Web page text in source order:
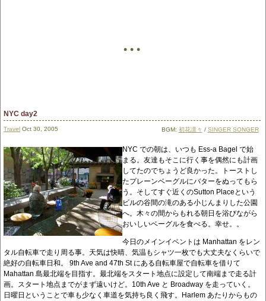
• • •
NYC day2
Travel Oct 30, 2005 BGM: 初花凛々 / SINGER SONGER
NYC での朝は、いつも Ess-a Bagel で始
まる。友達もそこに行く事を偶然にも計画
してたのでちょうど良かった。トーストし
たプレーンベーグルにバターをぬってもら
う。そしてすぐ近くのSutton Placeという
ビルの谷間の滝のある小じんまりした公園
へ。木々の間からもれる朝日を浴びながら
おいしいベーグルを食べる。幸せ。。
今日のメインイベントは Manhattan をレン
タル自転車で走り周る事。天気は快晴、気温もシャツ一枚でも大丈夫なくらいで
絶好の自転車日和。 9th Ave and 47th St にある自転車屋で自転車を借りて
Mahattan 島最北端を目指す。最北端をスタート地点に設定して南端まで走る計
画。スタート地点までがまず遠いけど。10th Ave と Broadway を走っていく。
日曜日ということで車も少なく車道を気持ち良く飛す。Harlem あたりからもの